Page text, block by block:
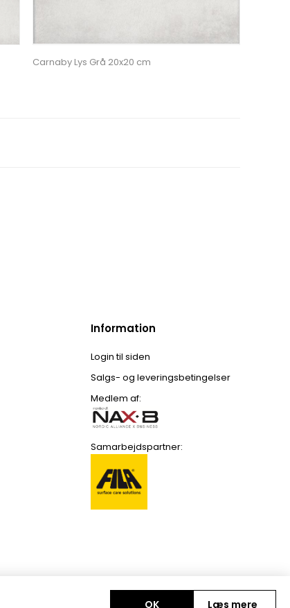
Carnaby Lys Grå 20x20 cm
Information
Login til siden
Salgs- og leveringsbetingelser
Medlem af:
Samarbejdspartner:
OK Læs mere